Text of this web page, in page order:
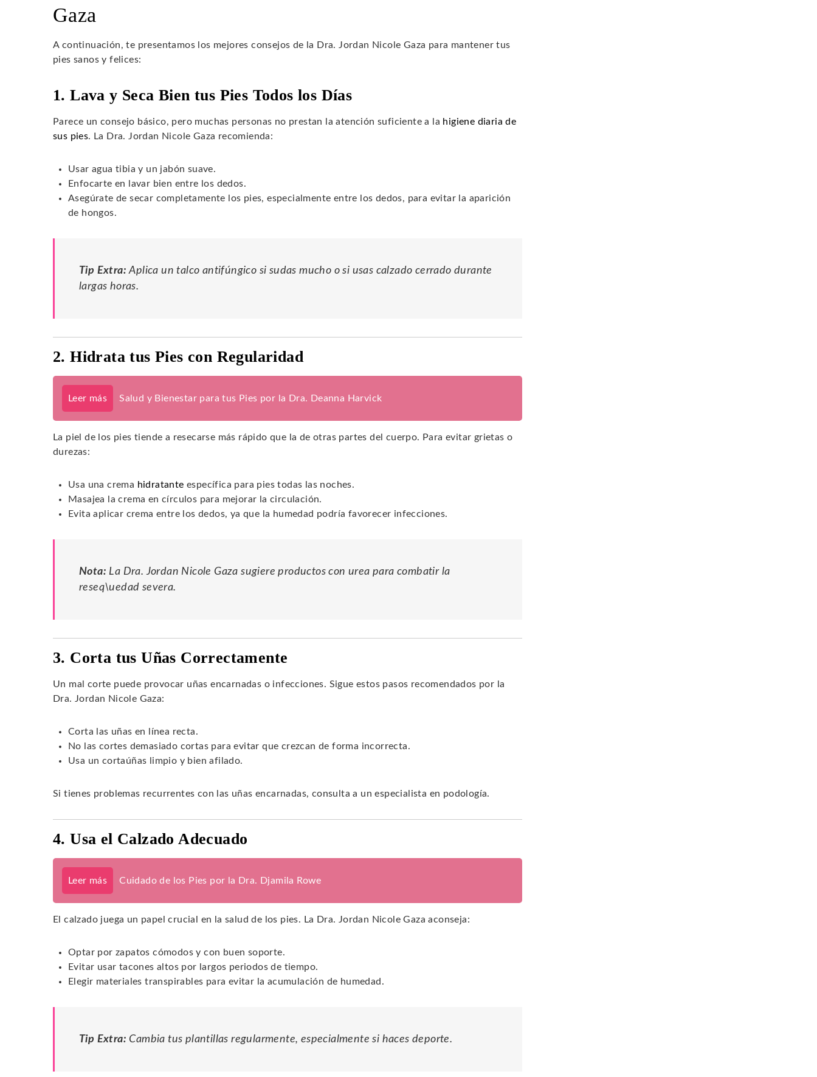
Gaza
A continuación, te presentamos los mejores consejos de la Dra. Jordan Nicole Gaza para mantener tus
pies sanos y felices:
1. Lava y Seca Bien tus Pies Todos los Días
Parece un consejo básico, pero muchas personas no prestan la atención suficiente a la higiene diaria de
sus pies. La Dra. Jordan Nicole Gaza recomienda:
Usar agua tibia y un jabón suave.
Enfocarte en lavar bien entre los dedos.
Asegúrate de secar completamente los pies, especialmente entre los dedos, para evitar la aparición
de hongos.
Tip Extra: Aplica un talco antifúngico si sudas mucho o si usas calzado cerrado durante
largas horas.
2. Hidrata tus Pies con Regularidad
Leer más Salud y Bienestar para tus Pies por la Dra. Deanna Harvick
La piel de los pies tiende a resecarse más rápido que la de otras partes del cuerpo. Para evitar grietas o
durezas:
Usa una crema hidratante específica para pies todas las noches.
Masajea la crema en círculos para mejorar la circulación.
Evita aplicar crema entre los dedos, ya que la humedad podría favorecer infecciones.
Nota: La Dra. Jordan Nicole Gaza sugiere productos con urea para combatir la
reseq\uedad severa.
3. Corta tus Uñas Correctamente
Un mal corte puede provocar uñas encarnadas o infecciones. Sigue estos pasos recomendados por la
Dra. Jordan Nicole Gaza:
Corta las uñas en línea recta.
No las cortes demasiado cortas para evitar que crezcan de forma incorrecta.
Usa un cortaúñas limpio y bien afilado.
Si tienes problemas recurrentes con las uñas encarnadas, consulta a un especialista en podología.
4. Usa el Calzado Adecuado
Leer más Cuidado de los Pies por la Dra. Djamila Rowe
El calzado juega un papel crucial en la salud de los pies. La Dra. Jordan Nicole Gaza aconseja:
Optar por zapatos cómodos y con buen soporte.
Evitar usar tacones altos por largos periodos de tiempo.
Elegir materiales transpirables para evitar la acumulación de humedad.
Tip Extra: Cambia tus plantillas regularmente, especialmente si haces deporte.